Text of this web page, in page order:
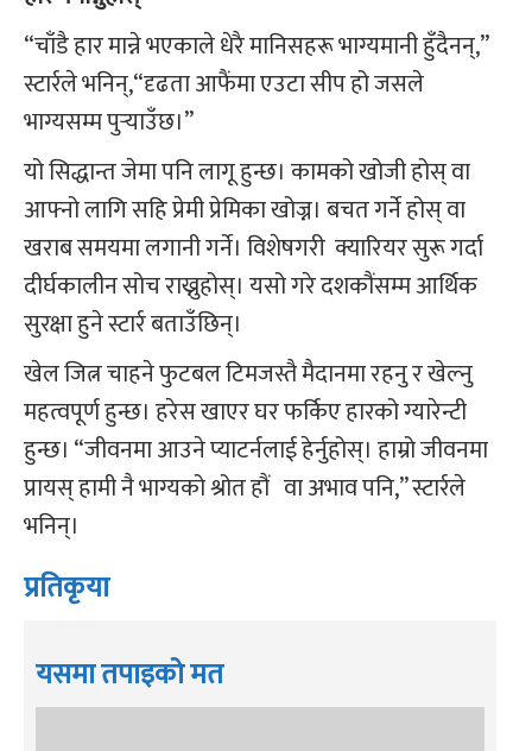
“चाँडै हार मान्ने भएकाले धेरै मानिसहरू भाग्यमानी हुँदैनन्,”
स्टार्रले भनिन्,“दृढता आफैंमा एउटा सीप हो जसले
भाग्यसम्म पुर्‍याउँछ।”
यो सिद्धान्त जेमा पनि लागू हुन्छ। कामको खोजी होस् वा
आफ्नो लागि सहि प्रेमी प्रेमिका खोज्न। बचत गर्ने होस् वा
खराब समयमा लगानी गर्ने। विशेषगरी क्यारियर सुरू गर्दा
दीर्घकालीन सोच राख्नुहोस्। यसो गरे दशकौंसम्म आर्थिक
सुरक्षा हुने स्टार्र बताउँछिन्।
खेल जित्न चाहने फुटबल टिमजस्तै मैदानमा रहनु र खेल्नु
महत्वपूर्ण हुन्छ। हरेस खाएर घर फर्किए हारको ग्यारेन्टी
हुन्छ। “जीवनमा आउने प्याटर्नलाई हेर्नुहोस्। हाम्रो जीवनमा
प्रायस् हामी नै भाग्यको श्रोत हौं वा अभाव पनि,” स्टार्रले
भनिन्।
प्रतिकृया
यसमा तपाइको मत